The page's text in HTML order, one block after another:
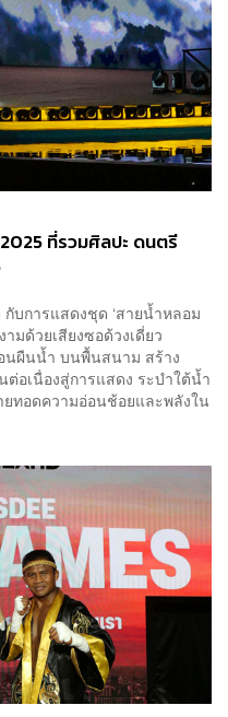
ที่รวมศิลปะ ดนตรี
บการแสดงชุด ‘สายน้ำหลอม
ามด้วยเสียงซอด้วงเดี่ยว
นผืนน้ำ บนพื้นสนาม สร้าง
อเนื่องสู่การแสดง ระบำใต้น้ำ
ทอดความอ่อนช้อยและพลังใน